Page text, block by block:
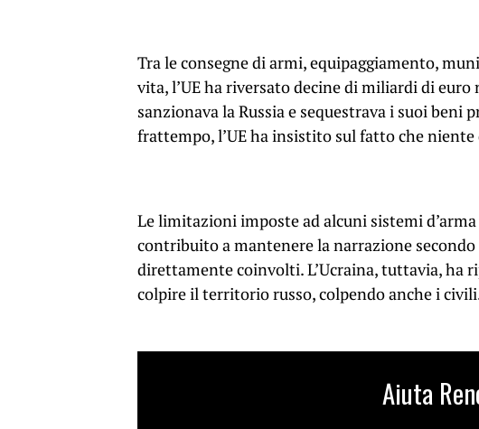
Tra le consegne di armi, equipaggiamento,
vita, l’UE ha riversato decine di miliardi di
sanzionava la Russia e sequestrava i suoi beni
frattempo, l’UE ha insistito sul fatto che
Le limitazioni imposte ad alcuni sistemi
contribuito a mantenere la narrazione
direttamente coinvolti. L’Ucraina, tuttavia, ha
colpire il territorio russo, colpendo anche i
Aiuta